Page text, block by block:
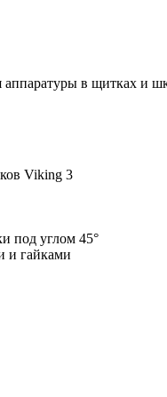
аппаратуры в щитках и
Viking 3
под углом 45°
и гайками